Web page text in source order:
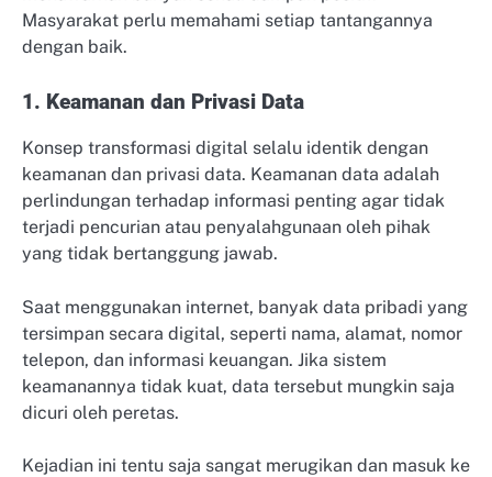
Masyarakat perlu memahami setiap tantangannya
dengan baik.
1. Keamanan dan Privasi Data
Konsep transformasi digital selalu identik dengan
keamanan dan privasi data. Keamanan data adalah
perlindungan terhadap informasi penting agar tidak
terjadi pencurian atau penyalahgunaan oleh pihak
yang tidak bertanggung jawab.
Saat menggunakan internet, banyak data pribadi yang
tersimpan secara digital, seperti nama, alamat, nomor
telepon, dan informasi keuangan. Jika sistem
keamanannya tidak kuat, data tersebut mungkin saja
dicuri oleh peretas.
Kejadian ini tentu saja sangat merugikan dan masuk ke